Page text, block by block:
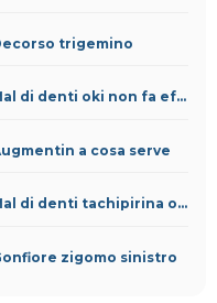
trigemino
Mal di denti oki non fa effetto
a cosa serve
Mal di denti tachipirina o oki
zigomo sinistro